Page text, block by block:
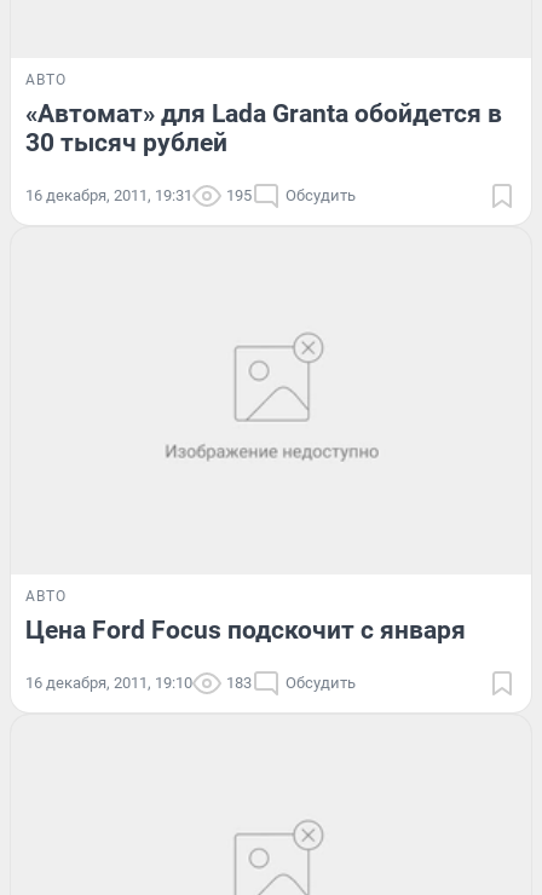
АВТО
«Автомат» для Lada Granta обойдется в
30 тысяч рублей
16 декабря, 2011, 19:31 195 Обсудить
АВТО
Цена Ford Focus подскочит с января
16 декабря, 2011, 19:10 183 Обсудить